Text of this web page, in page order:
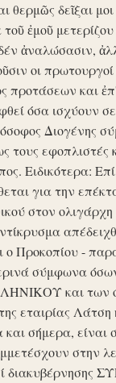
θερμῶς δεῖξαι
ἐμοῦ
ἀναλώσασιν,
οι πρωτουργοί
προτάσεων και
όσα ισχύουν
Διογένης
τους
Ειδικότερα:
για την
στον
ο Προκοπίου -
σύμφωνα
και των
εταιρίας
σήμερα,
στην
διακυβέρνησης